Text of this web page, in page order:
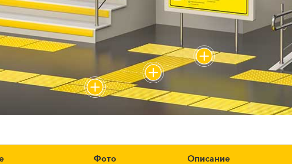
Фото Описание